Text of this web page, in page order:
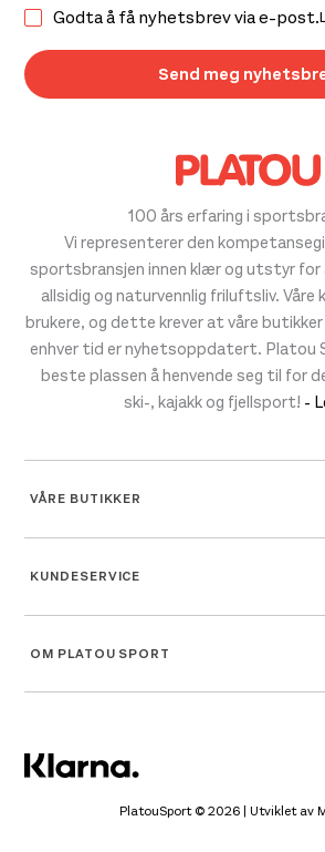
100 års erfaring i
Vi representerer den
sportsbransjen innen klær og utstyr for
allsidig og naturvennlig friluftsliv. Våre
brukere, og dette krever at våre
enhver tid er nyhetsoppdatert. Platou
beste plassen å henvende seg til for
ski-, kajakk og fjellsport! -
VÅRE BUTIKKER
KUNDESERVICE
OM PLATOU SPORT
Godta å få nyhetsbrev via e-post.
PlatouSport © 2026 | Utviklet av